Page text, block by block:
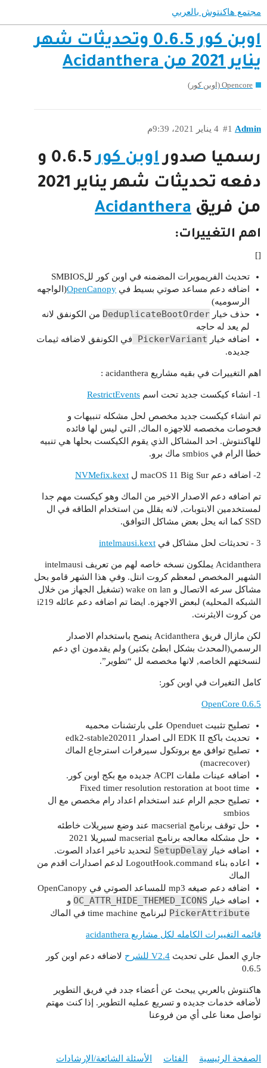
مجتمع هاكنتوش بالعربي
اوبن كور 0.6.5 وتحديثات شهر
يناير 2021 من Acidanthera
Opencore (اوبن كور)
Admin 4 يناير 2021، 9:39م #1
رسميا صدوراوبن كور
0.6.5 و
دفعه تحديثات شهر يناير 2021
من فريق Acidanthera
اهم التغييرات:
[]
تحديث الفريمويرات المضمنه في اوبن كور للSMBIOS
اضافه دعم مساعد صوتي بسيط في OpenCanopy(الواجهه
الرسوميه)
حذف خيار DeduplicateBootOrder من الكونفق لانه
لم يعد له حاجه
اضافه خيار PickerVariant
في الكونفق لاضافه ثيمات
جديده.
اهم التغييرات في بقيه مشاريع acidanthera :
1- انشاء كيكست جديد تحت اسم RestrictEvents
تم انشاء كيكست جديد مخصص لحل مشكله تنبيهات و
فحوصات مخصصه للاجهزه الماك, التي ليس لها فائده
للهاكنتوش. احد المشاكل الذي يقوم الكيكست بحلها هي تنبيه
خطا الرام في smbios ماك برو.
2- اضافه دعم macOS 11 Big Sur ل NVMefix.kext
تم اضافه دعم الاصدار الاخير من الماك وهو كيكست مهم جدا
لمستخدمين الابتوبات, لانه يقلل من استخدام الطاقه في ال
SSD كما انه يحل بعض مشاكل التوافق.
3 - تحديثات لحل مشاكل في intelmausi.kext
Acidanthera يملكون نسخه خاصه لهم من تعريف intelmausi
الشهير المخصص لمعظم كروت انتل. وفي هذا الشهر قامو بحل
مشاكل سرعه الاتصال و wake on lan (تشغيل الجهاز من خلال
الشبكه المحليه) لبعض الاجهزه. ايضا تم اضافه دعم عائله i219
من كروت الايثرنت.
لكن مازال فريق Acidanthera ينصح باستخدام الاصدار
الرسمي(المحدث بشكل ابطئ بكثير) ولم يقدمون اي دعم
لنسختهم الخاصه, لانها مخصصه لل “تطوير”.
كامل التغيرات في اوبن كور:
OpenCore 0.6.5
تصليح تثبيت Openduet على بارتشنات محميه
تحديث باكج EDK II الى اصدار edk2-stable202011
تصليح توافق مع بروتكول سيرفرات استرجاع الماك
(macrecover)
اضافه عينات ملفات ACPI جديده مع بكج اوبن كور.
Fixed timer resolution restoration at boot time
تصليح حجم الرام عند استخدام اعداد رام مخصص مع ال
smbios
حل توقف برنامج macserial عند وضع سيريلات خاطئه
حل مشكله معالجه برنامج macserial لسيريلا 2021
اضافه خيار SetupDelay لتحديد تاخير اعداد الصوت.
اعاده بناء LogoutHook.command لدعم اصدارات اقدم من
الماك
اضافه دعم صيغه mp3 للمساعد الصوتي في OpenCanopy
اضافه خيار OC_ATTR_HIDE_THEMED_ICONS و
PickerAttribute لبرنامج time machine في الماك
قائمه التغييرات الكامله لكل مشاريع acidanthera
جاري العمل على تحديث V2.4 للشرح
لاضافه دعم اوبن كور
0.6.5
هاكنتوش بالعربي يبحث عن أعضاء جدد في فريق التطوير
لأضافه خدمات جديده و تسريع عمليه التطوير. إذا كنت مهتم
تواصل معنا على أي من فروعنا
الصفحة الرئيسية الفئات الأسئلة الشائعة/الإرشادات